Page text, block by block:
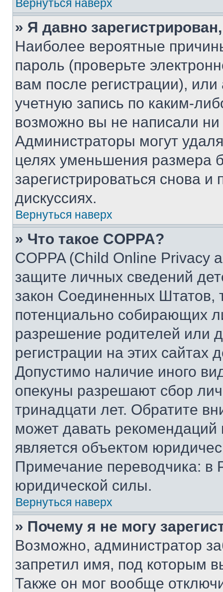
Вернуться наверх
» Я давно
Наиболее вероятные
пароль (проверьте
вам после регистрации),
учетную запись по каким-
возможно вы не написали
Администраторы могут
целях уменьшения размера
зарегистрироваться снова и
дискуссиях.
Вернуться наверх
» Что такое COPPA?
COPPA (Child Online Privacy
защите личных сведений
закон Соединенных Штатов,
потенциально собирающих
разрешение родителей или
регистрации на этих сайтах
Допустимо наличие иного
опекуны разрешают сбор
тринадцати лет. Обратите
может давать
является объектом
Примечание переводчика: в
юридической силы.
Вернуться наверх
» Почему я не могу
Возможно, администратор
запретил имя, под которым
Также он мог вообще